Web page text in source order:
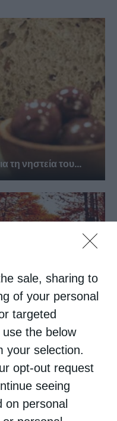
sale, sharing to
of your personal
targeted
the below
your selection.
opt-out request
seeing
on personal
τη νηστεία του...
πνευματικής ζωής